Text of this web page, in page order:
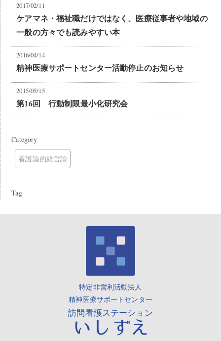
2017/02/11
ケアマネ・福祉職だけではなく、医療従事者や地域の
一般の方々でも読みやすい本
2016/04/14
精神医療サポートセンター活動停止のお知らせ
2015/05/15
第16回 行動制限最小化研究会
Category
看護論的経営論
Tag
特定非営利活動法人
精神医療サポートセンター
訪問看護ステーション
いしずえ